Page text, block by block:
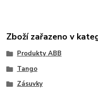
Zboží zařazeno v
Produkty ABB
Tango
Zásuvky